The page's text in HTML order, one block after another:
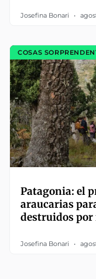
Josefina Bonari
COSAS
Patagonia: el
araucarias
destruidos
Josefina Bonari